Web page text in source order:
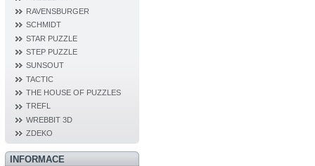
RAVENSBURGER
SCHMIDT
STAR PUZZLE
STEP PUZZLE
SUNSOUT
TACTIC
THE HOUSE OF PUZZLES
TREFL
WREBBIT 3D
ZDEKO
INFORMACE